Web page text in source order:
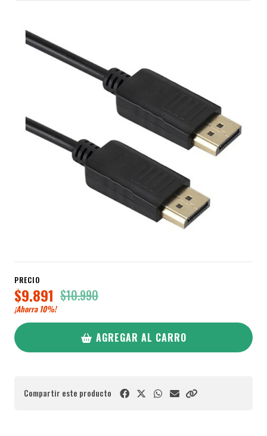
PRECIO
$9.891 $10.990
¡Ahorra 10%!
AGREGAR AL CARRO
Compartir este producto